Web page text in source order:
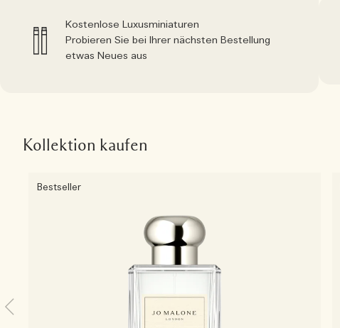
Kostenlose Luxusminiaturen
Probieren Sie bei Ihrer nächsten Bestellung
etwas Neues aus
Kollektion kaufen
Bestseller